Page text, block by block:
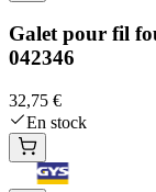
Galet pour fil
042346
32,75 €
En stock